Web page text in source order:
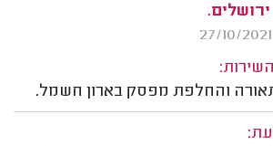
תאורה והחלפת מפסק בארון חשמל.